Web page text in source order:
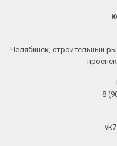
Челябинск, строительный
8